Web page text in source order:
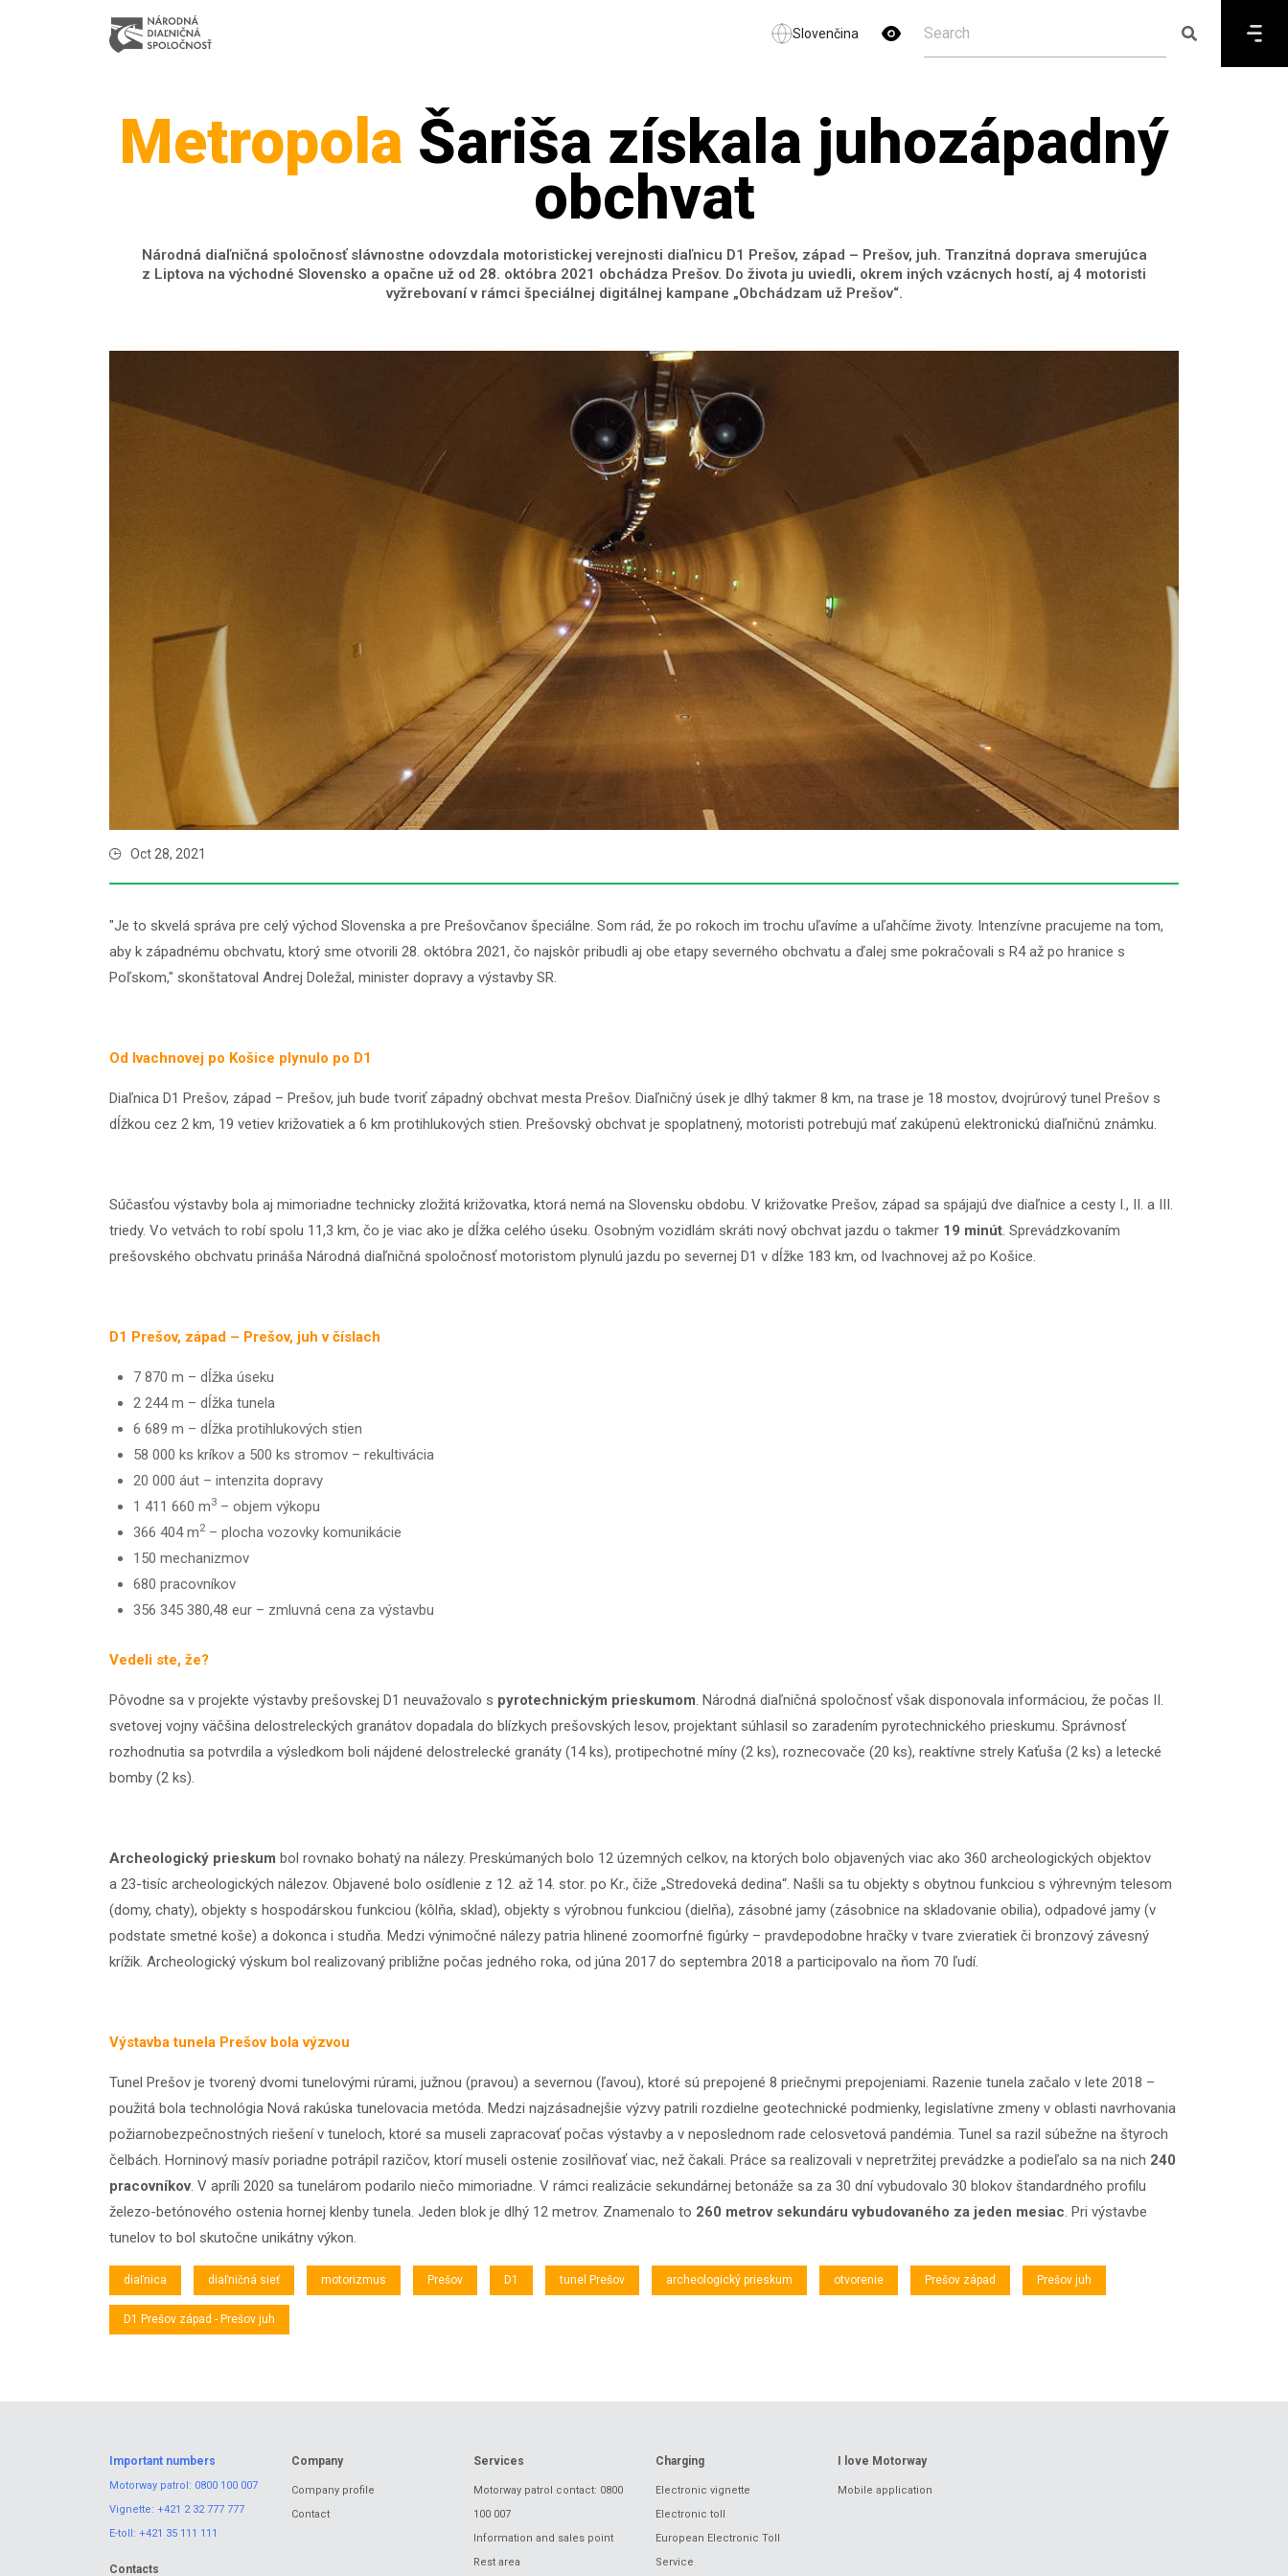
Slovenčina
Metropola Šariša získala juhozápadný
obchvat
Národná diaľničná spoločnosť slávnostne odovzdala motoristickej verejnosti diaľnicu D1 Prešov, západ – Prešov, juh. Tranzitná doprava smerujúca
z Liptova na východné Slovensko a opačne už od 28. októbra 2021 obchádza Prešov. Do života ju uviedli, okrem iných vzácnych hostí, aj 4 motoristi
vyžrebovaní v rámci špeciálnej digitálnej kampane „Obchádzam už Prešov“.
Oct 28, 2021
"Je to skvelá správa pre celý východ Slovenska a pre Prešovčanov špeciálne. Som rád, že po rokoch im trochu uľavíme a uľahčíme životy. Intenzívne pracujeme na tom,
aby k západnému obchvatu, ktorý sme otvorili 28. októbra 2021, čo najskôr pribudli aj obe etapy severného obchvatu a ďalej sme pokračovali s R4 až po hranice s
Poľskom," skonštatoval Andrej Doležal, minister dopravy a výstavby SR.
Od Ivachnovej po Košice plynulo po D1
Diaľnica D1 Prešov, západ – Prešov, juh bude tvoriť západný obchvat mesta Prešov. Diaľničný úsek je dlhý takmer 8 km, na trase je 18 mostov, dvojrúrový tunel Prešov s
dĺžkou cez 2 km, 19 vetiev križovatiek a 6 km protihlukových stien. Prešovský obchvat je spoplatnený, motoristi potrebujú mať zakúpenú elektronickú diaľničnú známku.
Súčasťou výstavby bola aj mimoriadne technicky zložitá križovatka, ktorá nemá na Slovensku obdobu. V križovatke Prešov, západ sa spájajú dve diaľnice a cesty I., II. a III.
triedy. Vo vetvách to robí spolu 11,3 km, čo je viac ako je dĺžka celého úseku. Osobným vozidlám skráti nový obchvat jazdu o takmer 19 minút. Sprevádzkovaním
prešovského obchvatu prináša Národná diaľničná spoločnosť motoristom plynulú jazdu po severnej D1 v dĺžke 183 km, od Ivachnovej až po Košice.
D1 Prešov, západ – Prešov, juh v číslach
7 870 m – dĺžka úseku
2 244 m – dĺžka tunela
6 689 m – dĺžka protihlukových stien
58 000 ks kríkov a 500 ks stromov – rekultivácia
20 000 áut – intenzita dopravy
1 411 660 m3 – objem výkopu
366 404 m2– plocha vozovky komunikácie
150 mechanizmov
680 pracovníkov
356 345 380,48 eur – zmluvná cena za výstavbu
Vedeli ste, že?
Pôvodne sa v projekte výstavby prešovskej D1 neuvažovalo s pyrotechnickým prieskumom. Národná diaľničná spoločnosť však disponovala informáciou, že počas II.
svetovej vojny väčšina delostreleckých granátov dopadala do blízkych prešovských lesov, projektant súhlasil so zaradením pyrotechnického prieskumu. Správnosť
rozhodnutia sa potvrdila a výsledkom boli nájdené delostrelecké granáty (14 ks), protipechotné míny (2 ks), roznecovače (20 ks), reaktívne strely Kaťuša (2 ks) a letecké
bomby (2 ks).
Archeologický prieskum bol rovnako bohatý na nálezy. Preskúmaných bolo 12 územných celkov, na ktorých bolo objavených viac ako 360 archeologických objektov
a 23-tisíc archeologických nálezov. Objavené bolo osídlenie z 12. až 14. stor. po Kr., čiže „Stredoveká dedina“. Našli sa tu objekty s obytnou funkciou s výhrevným telesom
(domy, chaty), objekty s hospodárskou funkciou (kôlňa, sklad), objekty s výrobnou funkciou (dielňa), zásobné jamy (zásobnice na skladovanie obilia), odpadové jamy (v
podstate smetné koše) a dokonca i studňa. Medzi výnimočné nálezy patria hlinené zoomorfné figúrky – pravdepodobne hračky v tvare zvieratiek či bronzový závesný
krížik. Archeologický výskum bol realizovaný približne počas jedného roka, od júna 2017 do septembra 2018 a participovalo na ňom 70 ľudí.
Výstavba tunela Prešov bola výzvou
Tunel Prešov je tvorený dvomi tunelovými rúrami, južnou (pravou) a severnou (ľavou), ktoré sú prepojené 8 priečnymi prepojeniami. Razenie tunela začalo v lete 2018 –
použitá bola technológia Nová rakúska tunelovacia metóda. Medzi najzásadnejšie výzvy patrili rozdielne geotechnické podmienky, legislatívne zmeny v oblasti navrhovania
požiarnobezpečnostných riešení v tuneloch, ktoré sa museli zapracovať počas výstavby a v neposlednom rade celosvetová pandémia. Tunel sa razil súbežne na štyroch
čelbách. Horninový masív poriadne potrápil razičov, ktorí museli ostenie zosilňovať viac, než čakali. Práce sa realizovali v nepretržitej prevádzke a podieľalo sa na nich 240
pracovníkov. V apríli 2020 sa tunelárom podarilo niečo mimoriadne. V rámci realizácie sekundárnej betonáže sa za 30 dní vybudovalo 30 blokov štandardného profilu
železo-betónového ostenia hornej klenby tunela. Jeden blok je dlhý 12 metrov. Znamenalo to 260 metrov sekundáru vybudovaného za jeden mesiac. Pri výstavbe
tunelov to bol skutočne unikátny výkon.
diaľnica diaľničná sieť motorizmus Prešov D1 tunel Prešov archeologický prieskum otvorenie Prešov západ Prešov juh
D1 Prešov západ - Prešov juh
Important numbers
Motorway patrol: 0800 100 007
Vignette: +421 2 32 777 777
E-toll: +421 35 111 111
Contacts
Company
Company profile
Contact
Services
Motorway patrol contact: 0800
100 007
Information and sales point
Rest area
Charging
Electronic vignette
Electronic toll
European Electronic Toll
Service
I love Motorway
Mobile application